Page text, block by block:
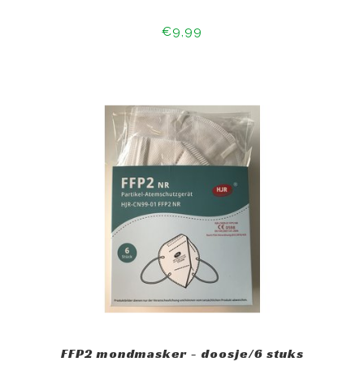
€9,99
FFP2 mondmasker - doosje/6 stuks